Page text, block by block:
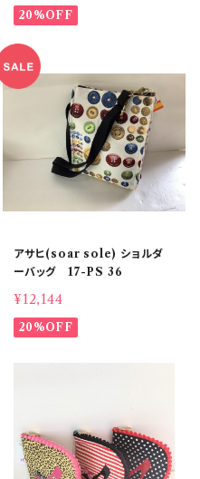
20%OFF
アサヒ(soar sole) ショルダ
ーバッグ 17-PS 36
¥12,144
20%OFF